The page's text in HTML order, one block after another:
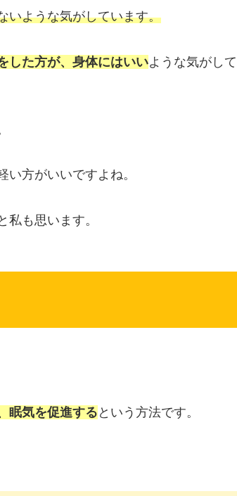
いような気がしています。
した方が、身体にはいいような気がして
方がいいですよね。
も思います。
眠気を促進するという方法です。